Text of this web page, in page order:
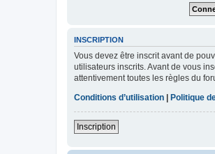
INSCRIPTION
Vous devez être inscrit avant de
utilisateurs inscrits. Avant de vous
attentivement toutes les règles du
Conditions d’utilisation
Politique
Inscription